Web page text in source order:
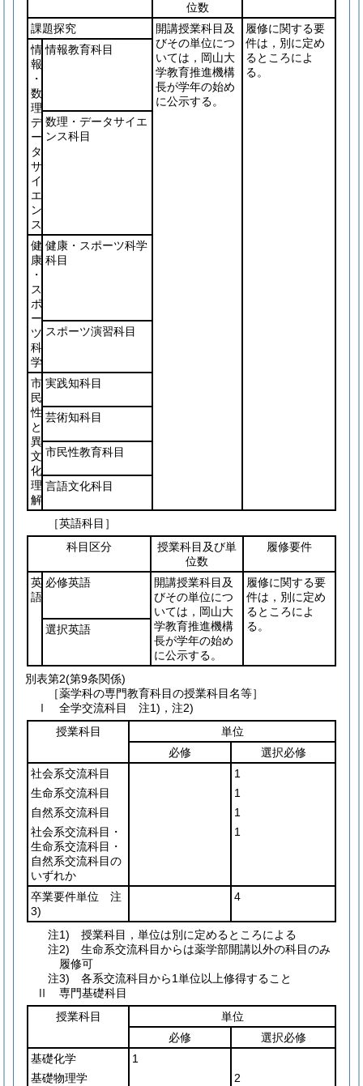
位数
課題探究
開講授業科目及
びその単位につ
いては，岡山大
学教育推進機構
長が学年の始め
に公示する。
履修に関する要
件は，別に定め
るところによ
る。
情
報
・
数
理
デ
ー
タ
サ
イ
エ
ン
ス
情報教育科目
数理・データサイエ
ンス科目
健
康
・
ス
ポ
ー
ツ
科
学
健康・スポーツ科学
科目
スポーツ演習科目
市
民
性
と
異
文
化
理
解
実践知科目
芸術知科目
市民性教育科目
言語文化科目
［英語科目］
科目区分
授業科目及び単
位数
履修要件
英
語
必修英語
開講授業科目及
びその単位につ
いては，岡山大
学教育推進機構
長が学年の始め
に公示する。
履修に関する要
件は，別に定め
るところによ
る。
選択英語
別表第2(第9条関係)
［薬学科の専門教育科目の授業科目名等］
Ⅰ 全学交流科目 注1)，注2)
授業科目
単位
必修
選択必修
社会系交流科目
1
生命系交流科目
1
自然系交流科目
1
社会系交流科目・
生命系交流科目・
自然系交流科目の
いずれか
1
卒業要件単位 注
3)
4
注1) 授業科目，単位は別に定めるところによる
注2) 生命系交流科目からは薬学部開講以外の科目のみ
履修可
注3) 各系交流科目から1単位以上修得すること
Ⅱ 専門基礎科目
授業科目
単位
必修
選択必修
基礎化学
1
基礎物理学
2